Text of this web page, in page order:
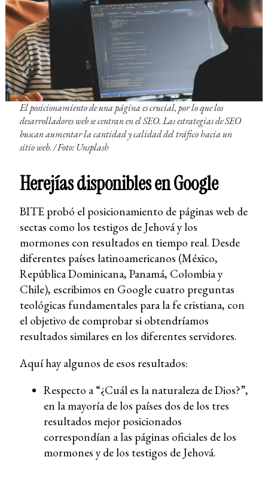
El posicionamiento de una página es crucial, por lo que los
desarrolladores web se centran en el SEO. Las estrategias de SEO
buscan aumentar la cantidad y calidad del tráfico hacia un
sitio web. /Foto: Unsplash
Herejías disponibles en Google
BITE probó el posicionamiento de páginas web de
sectas como los testigos de Jehová y los
mormones con resultados en tiempo real. Desde
diferentes países latinoamericanos (México,
República Dominicana, Panamá, Colombia y
Chile), escribimos en Google cuatro preguntas
teológicas fundamentales para la fe cristiana, con
el objetivo de comprobar si obtendríamos
resultados similares en los diferentes servidores.
Aquí hay algunos de esos resultados:
Respecto a “¿Cuál es la naturaleza de Dios?”,
en la mayoría de los países dos de los tres
resultados mejor posicionados
correspondían a las páginas oficiales de los
mormones y de los testigos de Jehová.